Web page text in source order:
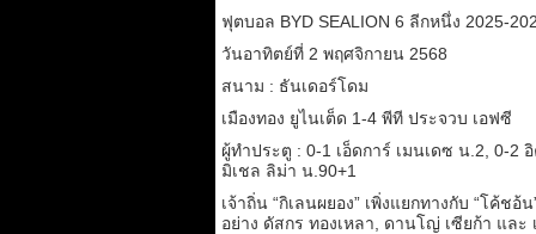
ฟุตบอล BYD SEALION 6 ลีกหนึ่ง 2025-
วันอาทิตย์ที่ 2 พฤศจิกายน 2568
สนาม : ธันเดอร์โดม
เมืองทอง ยูไนเต็ด 1-4 พีที ประจวบ เอฟซี
ผู้ทำประตู : 0-1 เอ็ดการ์ เมนเดซ น.2, 0-2
มิเชล ลิม่า น.90+1
เจ้าถิ่น “กิเลนผยอง” เพิ่งแยกทางกับ “โค้
อย่าง ดัสกร ทองเหลา, ดานโญ่ เซียก้า และ